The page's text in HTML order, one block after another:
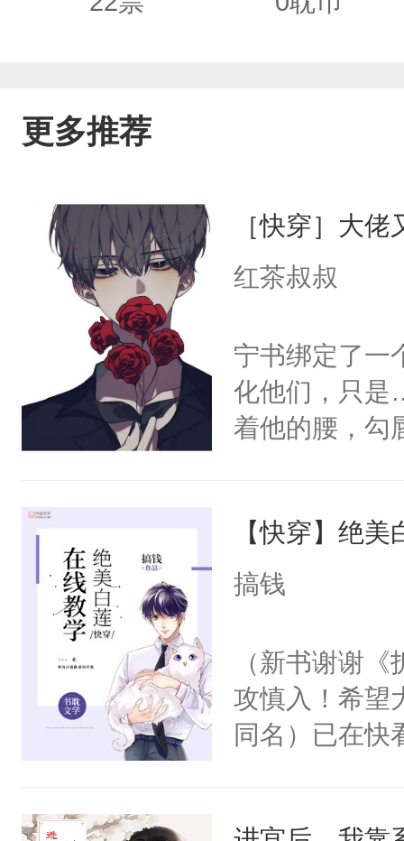
更多推荐
［快穿］大
红茶叔叔
宁书绑定了一
化他们，只是
着他的腰，勾
来，给老公
用力——为你
【快穿】绝
搞钱
（新书谢谢
攻慎入！希望
同名）已在快